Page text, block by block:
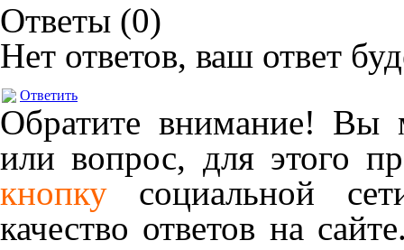
Ответы (0)
Нет ответов, ваш ответ
Ответить
Обратите внимание! Вы
или вопрос, для этого
кнопку социальной
качество ответов на